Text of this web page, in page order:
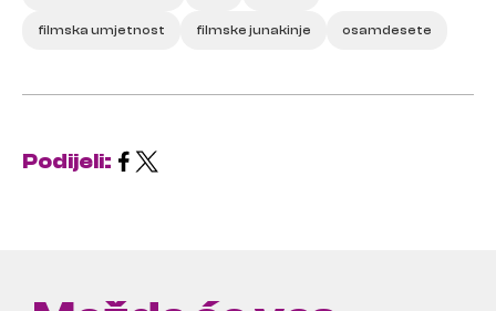
filmska umjetnost filmske junakinje osamdesete
Podijeli: